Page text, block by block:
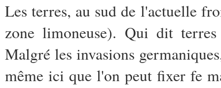
Les terres, au sud de l'actuelle
zone limoneuse). Qui dit
Malgré les invasions
même ici que l'on peut fixer fe